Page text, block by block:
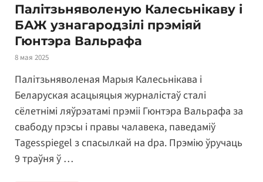
Палітзьняволеную Калесьнікаву і
БАЖ узнагародзілі прэміяй
Гюнтэра Вальрафа
8 мая 2025
Палітзьняволеная Марыя Калесьнікава і
Беларуская асацыяцыя журналістаў сталі
сёлетнімі ляўрэатамі прэміі Гюнтэра Вальрафа за
свабоду прэсы і правы чалавека, паведаміў
Tagesspiegel з спасылкай на dpa. Прэмію ўручаць
9 траўня ў …